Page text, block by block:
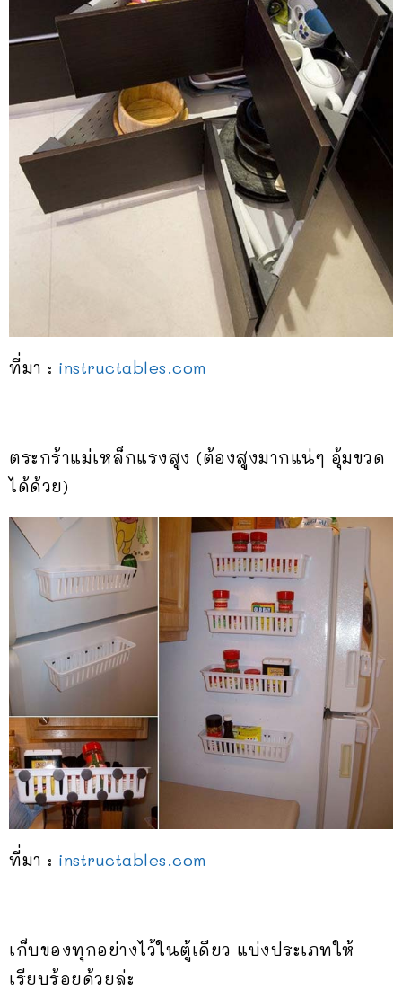
ที่มา : instructables.com
ตระกร้าแม่เหล็กแรงสูง (ต้องสูงมากแน่ๆ อุ้มขวด
ได้ด้วย)
ที่มา : instructables.com
เก็บของทุกอย่างไว้ในตู้เดียว แบ่งประเภทให้
เรียบร้อยด้วยล่ะ